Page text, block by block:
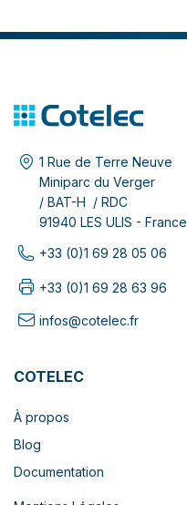
1 Rue de Terre Neuve
Miniparc du Verger
/ BAT-H / RDC
91940 LES ULIS - France
+33 (0)1 69 28 05 06
+33 (0)1 69 28 63 96
infos@cotelec.fr
COTELEC
À propos
Blog
Documentation